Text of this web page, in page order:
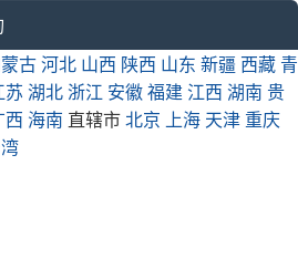
古河北 山西 陕西 山东 新疆 西藏 青
苏 湖北 浙江 安徽福建 江西 湖南 贵
西 海南 直辖市北京 上海 天津 重庆